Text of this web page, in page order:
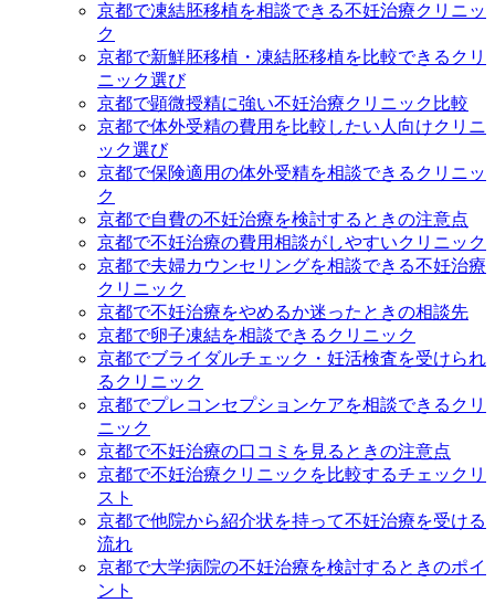
京都で凍結胚移植を相談できる不妊治療クリニッ
ク
京都で新鮮胚移植・凍結胚移植を比較できるクリ
ニック選び
京都で顕微授精に強い不妊治療クリニック比較
京都で体外受精の費用を比較したい人向けクリニ
ック選び
京都で保険適用の体外受精を相談できるクリニッ
ク
京都で自費の不妊治療を検討するときの注意点
京都で不妊治療の費用相談がしやすいクリニック
京都で夫婦カウンセリングを相談できる不妊治療
クリニック
京都で不妊治療をやめるか迷ったときの相談先
京都で卵子凍結を相談できるクリニック
京都でブライダルチェック・妊活検査を受けられ
るクリニック
京都でプレコンセプションケアを相談できるクリ
ニック
京都で不妊治療の口コミを見るときの注意点
京都で不妊治療クリニックを比較するチェックリ
スト
京都で他院から紹介状を持って不妊治療を受ける
流れ
京都で大学病院の不妊治療を検討するときのポイ
ント